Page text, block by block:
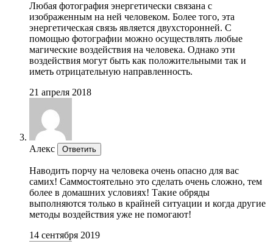
Любая фотография энергетически связана с
изображенным на ней человеком. Более того, эта
энергетическая связь является двухсторонней. С
помощью фотографии можно осуществлять любые
магические воздействия на человека. Однако эти
воздействия могут быть как положительными так и
иметь отрицательную направленность.
21 апреля 2018
Алекс Ответить
Наводить порчу на человека очень опасно для вас
самих! Саммостоятельно это сделать очень сложно, тем
более в домашних условиях! Такие обряды
выполняются только в крайней ситуации и когда другие
методы воздействия уже не помогают!
14 сентября 2019